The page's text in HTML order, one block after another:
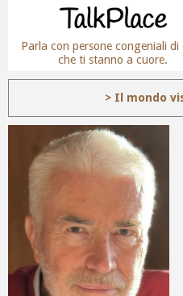
Parla con persone congeniali di
che ti stanno a cuore.
> Il mondo